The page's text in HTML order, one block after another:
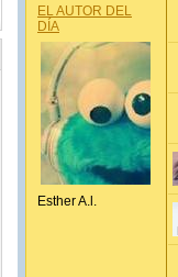
EL AUTOR DEL
DÍA
Esther A.l.